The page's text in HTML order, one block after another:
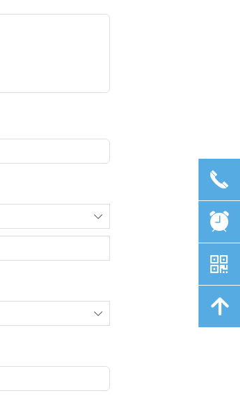
ꄳ
ꄳ
끅
뀥
낃
녕